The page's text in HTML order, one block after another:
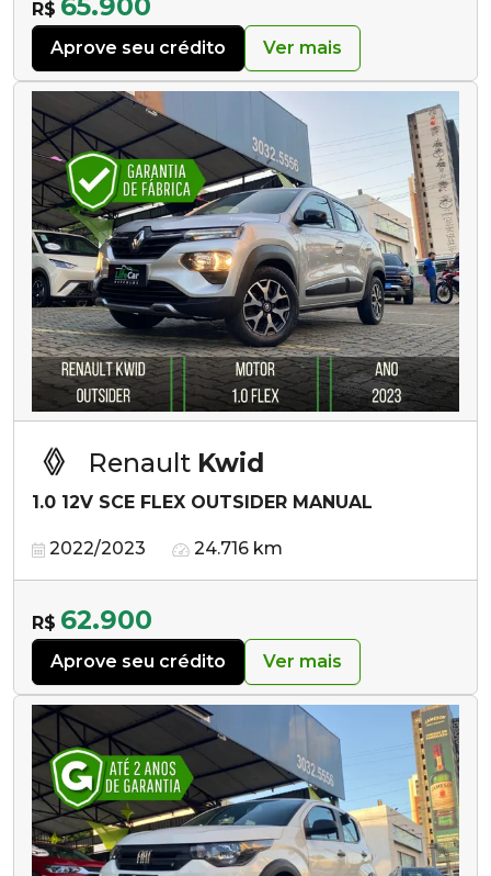
R$
Aprove seu crédito Ver mais
Renault Kwid
1.0 12V SCE FLEX OUTSIDER MANUAL
2022/2023 24.716 km
R$ 62.900
Aprove seu crédito Ver mais